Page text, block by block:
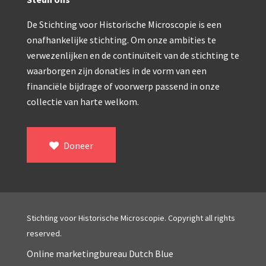
Zeiss, statief IX (ca. 1890)
Seibert, ‘Stativ 3’ (1895-1900)
Watson & Sons, No. 1 ‘Van Heurck’ (ca. 1900)
Reichert (ca. 1925)
ROW, schoolmicroscoop (1955-1965)
Troughton & Simms, McArthur type (1959-
Bleeker, statief R (ca. 1965)
Meopta, ‘veld’microscoop (1965-1980)
Zeiss, type Ergaval (ca. 1970)
De Stichting voor Historische Microscopie is een
onafhankelijke stichting. Om onze ambities te
verwezenlijken en de continuïteit van de stichting te
waarborgen zijn donaties in de vorm van een
financiële bijdrage of voorwerp passend in onze
collectie van harte welkom.
Doneer
Stichting voor Historische Microscopie. Copyright all rights
reserved.
Online marketingbureau Dutch Blue